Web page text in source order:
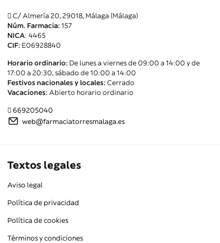
C/ Almería 20, 29018, Málaga (Málaga)
Núm. Farmacia: 157
NICA: 4465
CIF: E06928840
Horario ordinario: De lunes a viernes de 09:00 a 14:00 y de
17:00 a 20:30, sábado de 10:00 a 14:00
Festivos nacionales y locales: Cerrado
Vacaciones: Abierto horario ordinario
669205040
web@farmaciatorresmalaga.es
Textos legales
Aviso legal
Política de privacidad
Política de cookies
Términos y condiciones